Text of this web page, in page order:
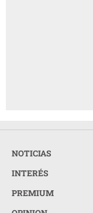
NOTICIAS
INTERÉS
PREMIUM